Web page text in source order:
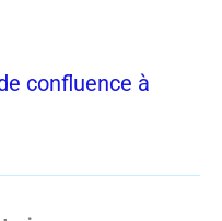
confluence à